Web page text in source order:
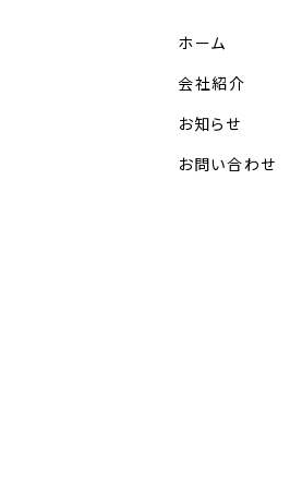
ホーム
会社紹介
お知らせ
お問い合わせ